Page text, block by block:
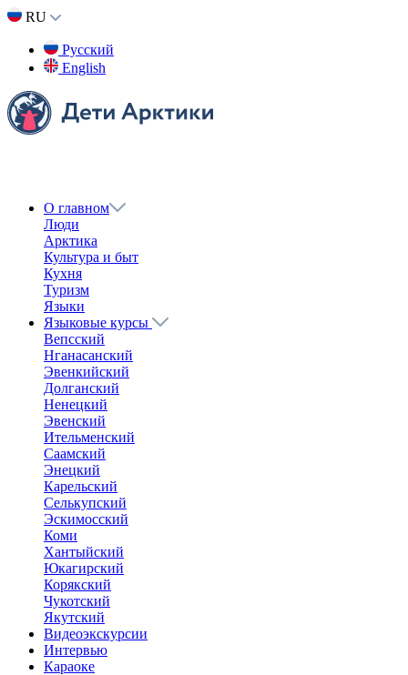
RU
Русский
English
О главном
Люди
Арктика
Культура и быт
Кухня
Туризм
Языки
Языковые курсы
Вепсский
Нганасанский
Эвенкийский
Долганский
Ненецкий
Эвенский
Ительменский
Саамский
Энецкий
Карельский
Селькупский
Эскимосский
Коми
Хантыйский
Юкагирский
Корякский
Чукотский
Якутский
Видеоэкскурсии
Интервью
Караоке